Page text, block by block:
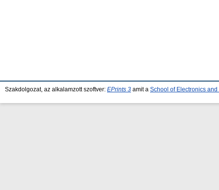
Szakdolgozat, az alkalamzott szoftver: EPrints 3 amit a School of Electronics